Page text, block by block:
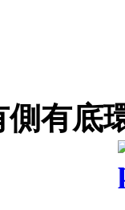
側有底